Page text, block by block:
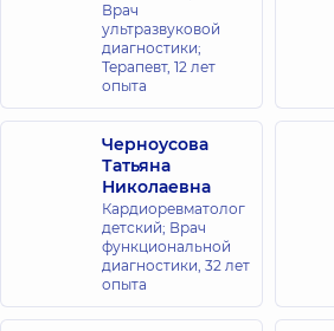
Врач
ультразвуковой
диагностики;
Терапевт, 12 лет
опыта
Черноусова
Татьяна
Николаевна
Кардиоревматолог
детский; Врач
функциональной
диагностики, 32 лет
опыта